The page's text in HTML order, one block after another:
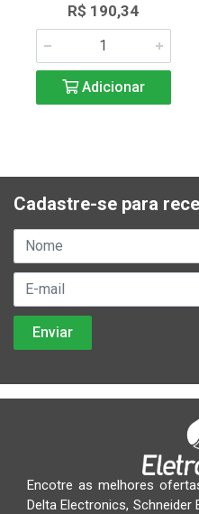
R$ 190,34
Adicionar
Cadastre-se para
Encotre as melhores
Delta Electronics, Schneider